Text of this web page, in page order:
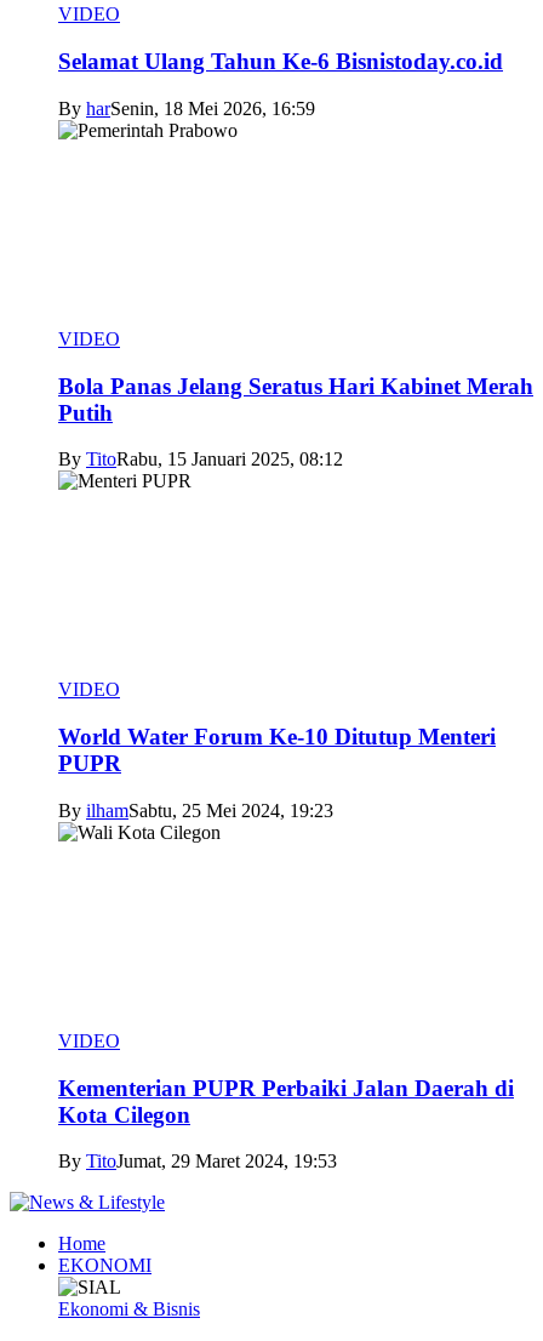
VIDEO
Selamat Ulang Tahun Ke-6 Bisnistoday.co.id
By harSenin, 18 Mei 2026, 16:59
VIDEO
Bola Panas Jelang Seratus Hari Kabinet Merah
Putih
By TitoRabu, 15 Januari 2025, 08:12
VIDEO
World Water Forum Ke-10 Ditutup Menteri
PUPR
By ilhamSabtu, 25 Mei 2024, 19:23
VIDEO
Kementerian PUPR Perbaiki Jalan Daerah di
Kota Cilegon
By TitoJumat, 29 Maret 2024, 19:53
Home
EKONOMI
Ekonomi & Bisnis